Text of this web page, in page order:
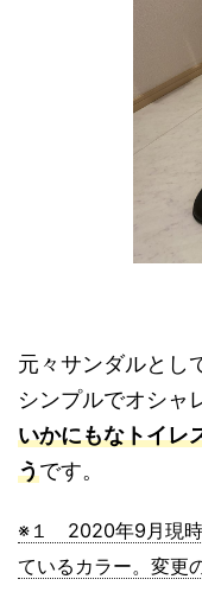
元々サンダルとし
シンプルでオシャ
いかにもなトイレ
うです。
※１ 2020年9月現時
ているカラー。変更